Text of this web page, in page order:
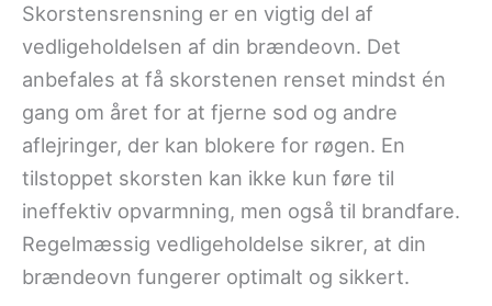
Skorstensrensning er en vigtig del af
vedligeholdelsen af din brændeovn. Det
anbefales at få skorstenen renset mindst én
gang om året for at fjerne sod og andre
aflejringer, der kan blokere for røgen. En
tilstoppet skorsten kan ikke kun føre til
ineffektiv opvarmning, men også til brandfare.
Regelmæssig vedligeholdelse sikrer, at din
brændeovn fungerer optimalt og sikkert.